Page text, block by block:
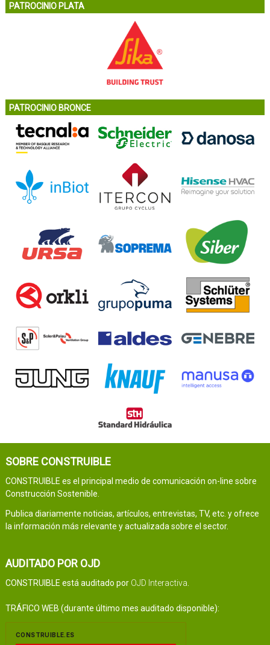
PATROCINIO PLATA
PATROCINIO BRONCE
SOBRE CONSTRUIBLE
CONSTRUIBLE es el principal medio de comunicación on-line sobre
Construcción Sostenible.
Publica diariamente noticias, artículos, entrevistas, TV, etc. y ofrece
la información más relevante y actualizada sobre el sector.
AUDITADO POR OJD
CONSTRUIBLE está auditado por OJD Interactiva
TRÁFICO WEB (durante último mes auditado disponible):